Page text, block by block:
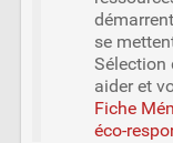
se
Sélection
aider et
Fiche
éco-